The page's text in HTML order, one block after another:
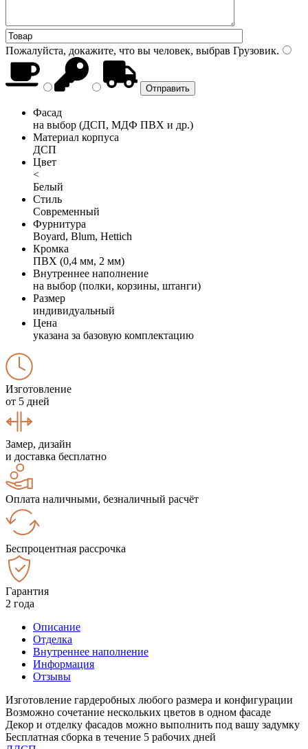
Пожалуйста, докажите, что вы человек, выбрав Грузовик.
Фасад
на выбор (ДСП, МДФ ПВХ и др.)
Материал корпуса
ДСП
Цвет
<
Белый
Стиль
Современный
Фурнитура
Boyard, Blum, Hettich
Кромка
ПВХ (0,4 мм, 2 мм)
Внутреннее наполнение
на выбор (полки, корзины, штанги)
Размер
индивидуальный
Цена
указана за базовую комплектацию
Изготовление
от 5 дней
Замер, дизайн
и доставка бесплатно
Оплата наличными, безналичный расчёт
Беспроцентная рассрочка
Гарантия
2 года
Описание
Отделка
Внутреннее наполнение
Информация
Отзывы
Изготовление гардеробных любого размера и конфигурации
Возможно сочетание нескольких цветов в одном фасаде
Декор и отделку фасадов можно выполнить под вашу задумку
Бесплатная сборка в течение 5 рабочих дней